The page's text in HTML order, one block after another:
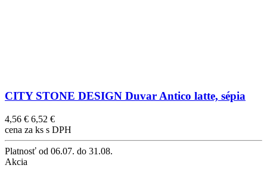
CITY STONE DESIGN Duvar Antico latte, sépia
4,56 € 6,52 €
cena za ks s DPH
Platnosť od 06.07. do 31.08.
Akcia